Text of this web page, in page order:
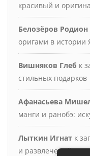
красивый и
Белозёров Родион
оригами в истории
Вишняков Глеб к
стильных подарков
Афанасьева
манги и ранобэ:
Лыткин Игнат к
и развлечений